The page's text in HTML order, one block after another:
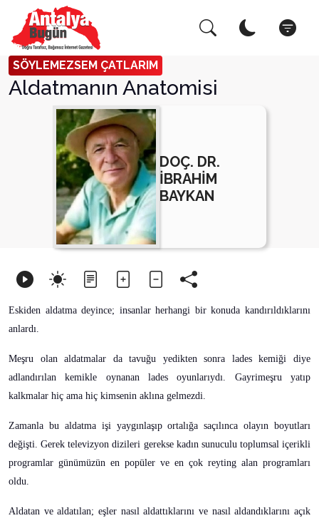
SÖYLEMEZSEM ÇATLARIM
Aldatmanın Anatomisi
DOÇ. DR.
İBRAHİM
BAYKAN
Eskiden aldatma deyince; insanlar herhangi bir konuda kandırıldıklarını
anlardı.
Meşru olan aldatmalar da tavuğu yedikten sonra lades kemiği diye
adlandırılan kemikle oynanan lades oyunlarıydı. Gayrimeşru yatıp
kalkmalar hiç ama hiç kimsenin aklına gelmezdi.
Zamanla bu aldatma işi yaygınlaşıp ortalığa saçılınca olayın boyutları
değişti. Gerek televizyon dizileri gerekse kadın sunuculu toplumsal içerikli
programlar günümüzün en popüler ve en çok reyting alan programları
oldu.
Aldatan ve aldatılan; eşler nasıl aldattıklarını ve nasıl aldandıklarını açık
Arama Yap! Kapat